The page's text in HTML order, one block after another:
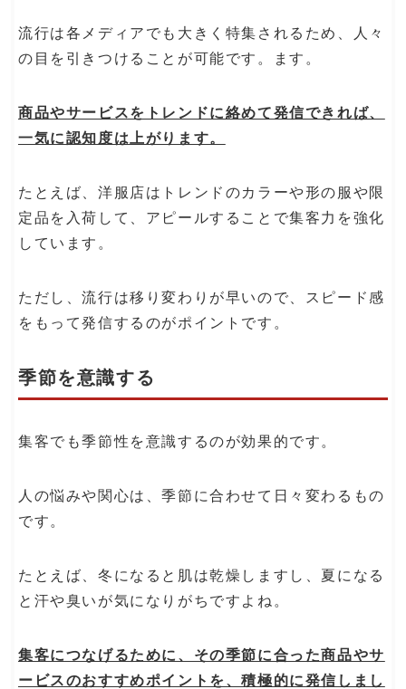
流行は各メディアでも大きく特集されるため、人々
の目を引きつけることが可能です。ます。
商品やサービスをトレンドに絡めて発信できれば、
一気に認知度は上がります。
たとえば、洋服店はトレンドのカラーや形の服や限
定品を入荷して、アピールすることで集客力を強化
しています。
ただし、流行は移り変わりが早いので、スピード感
をもって発信するのがポイントです。
季節を意識する
集客でも季節性を意識するのが効果的です。
人の悩みや関心は、季節に合わせて日々変わるもの
です。
たとえば、冬になると肌は乾燥しますし、夏になる
と汗や臭いが気になりがちですよね。
集客につなげるために、その季節に合った商品やサ
ービスのおすすめポイントを、積極的に発信しまし